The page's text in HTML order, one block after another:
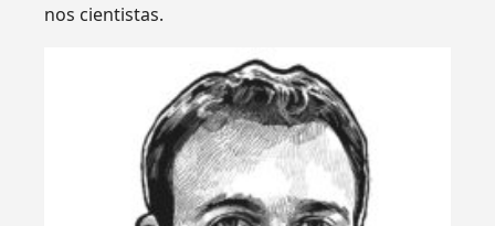
nos cientistas.